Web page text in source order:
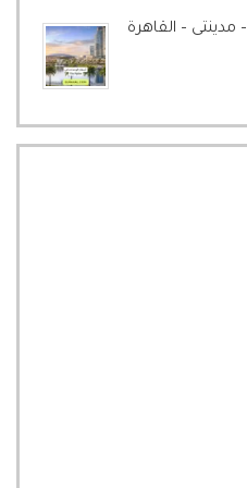
أسعار الوحدات فى The Spine – مدينتى – القاهرة